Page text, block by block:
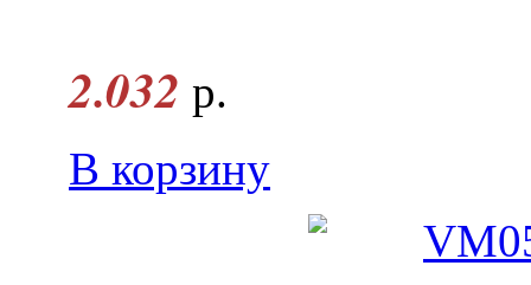
2.032 р.
В корзину